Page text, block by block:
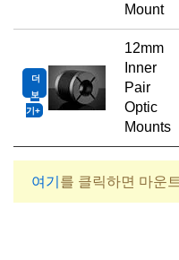
Mount
더
보
기
12mm
Inner
Pair
Optic
Mounts
여기 를 클릭하면 마운